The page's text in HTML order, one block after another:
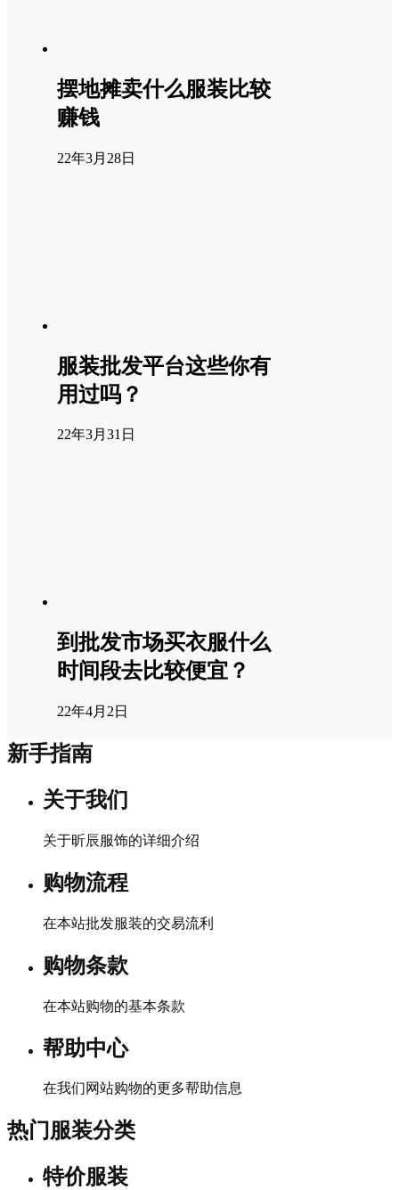
摆地摊卖什么服装比较
赚钱
22年3月28日
服装批发平台这些你有
用过吗？
22年3月31日
到批发市场买衣服什么
时间段去比较便宜？
22年4月2日
新手指南
关于我们
关于昕辰服饰的详细介绍
购物流程
在本站批发服装的交易流利
购物条款
在本站购物的基本条款
帮助中心
在我们网站购物的更多帮助信息
热门服装分类
特价服装